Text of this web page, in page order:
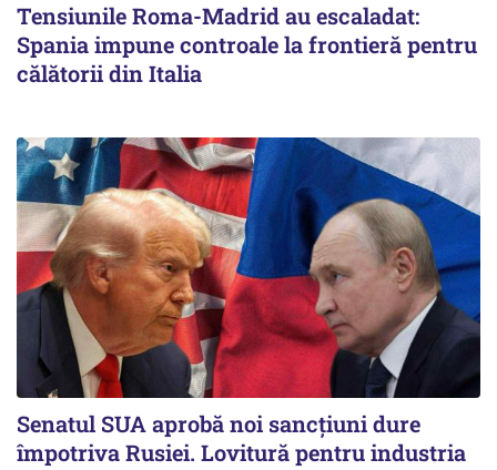
Tensiunile Roma-Madrid au escaladat:
Spania impune controale la frontieră pentru
călătorii din Italia
Senatul SUA aprobă noi sancțiuni dure
împotriva Rusiei. Lovitură pentru industria